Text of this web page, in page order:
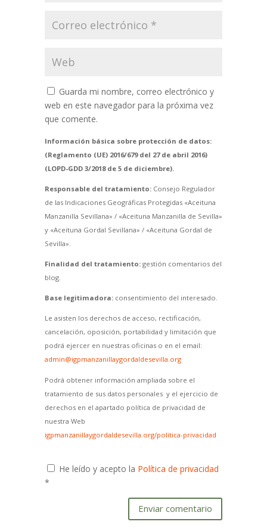
Guarda mi nombre, correo electrónico y
web en este navegador para la próxima vez
que comente.
Información básica sobre protección de datos:
(Reglamento (UE) 2016/679 del 27 de abril 2016)
(LOPD-GDD 3/2018 de 5 de diciembre).
Responsable del tratamiento:Consejo Regulador
de las Indicaciones Geográficas Protegidas «Aceituna
Manzanilla Sevillana» / «Aceituna Manzanilla de Sevilla»
y «Aceituna Gordal Sevillana» / «Aceituna Gordal de
Sevilla».
Finalidad del tratamiento:gestión comentarios del
blog.
Base legitimadora:consentimiento del interesado.
Le asisten los derechos de acceso, rectificación,
cancelación, oposición, portabilidad y limitación que
podrá ejercer en nuestras oficinas o en el email:
admin@igpmanzanillaygordaldesevilla.org
Podrá obtener información ampliada sobre el
tratamiento de sus datos personales y el ejercicio de
derechos en el apartado política de privacidad de
nuestra Web
igpmanzanillaygordaldesevilla.org/politica-privacidad
He leído y acepto la Política de privacidad
*
Enviar comentario